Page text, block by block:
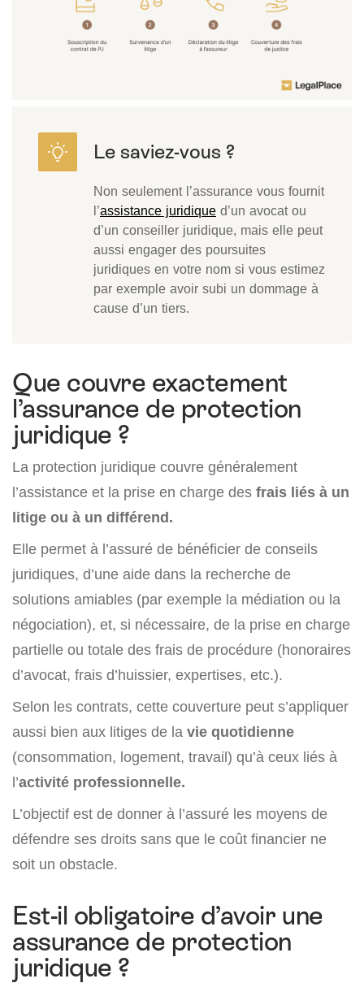
Non seulement l’assurance vous fournit
l’assistance juridique d’un avocat ou
d’un conseiller juridique, mais elle peut
aussi engager des poursuites
juridiques en votre nom si vous estimez
par exemple avoir subi un dommage à
cause d’un tiers.
Que couvre exactement
l’assurance de protection
juridique ?
La protection juridique couvre généralement
l’assistance et la prise en charge des frais liés à un
litige ou à un différend.
Elle permet à l’assuré de bénéficier de conseils
juridiques, d’une aide dans la recherche de
solutions amiables (par exemple la médiation ou la
négociation), et, si nécessaire, de la prise en charge
partielle ou totale des frais de procédure (honoraires
d’avocat, frais d’huissier, expertises, etc.).
Selon les contrats, cette couverture peut s’appliquer
aussi bien aux litiges de la vie quotidienne
(consommation, logement, travail) qu’à ceux liés à
l’activité professionnelle.
L’objectif est de donner à l’assuré les moyens de
défendre ses droits sans que le coût financier ne
soit un obstacle.
Est-il obligatoire d’avoir une
assurance de protection
juridique ?